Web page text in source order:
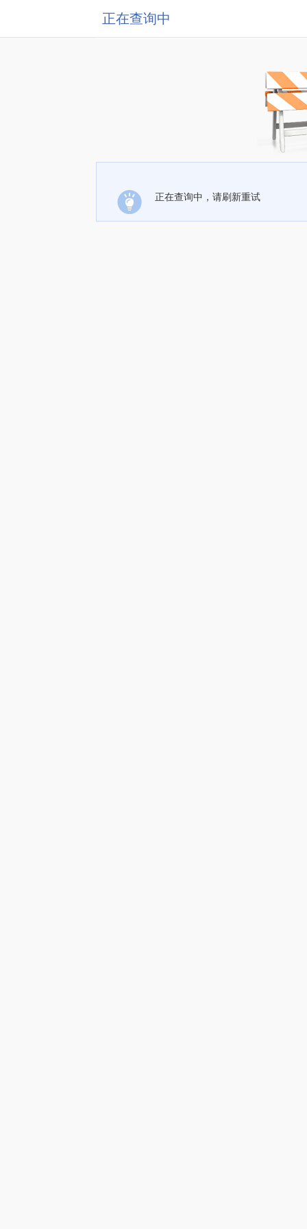
正在查询中
正在查询中，请刷新重试